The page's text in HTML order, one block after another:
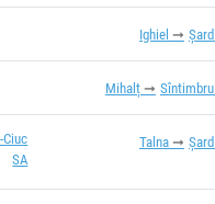
Ighiel Șard
Mihalț Sîntimbru
SA
Talna Șard